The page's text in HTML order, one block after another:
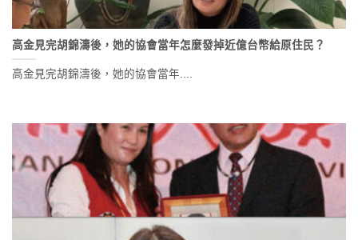
高金見完胡錦濤後，她的協會當年怎麼發掉近億台幣給原住民？
高金見完胡錦濤後，她的協會當年....